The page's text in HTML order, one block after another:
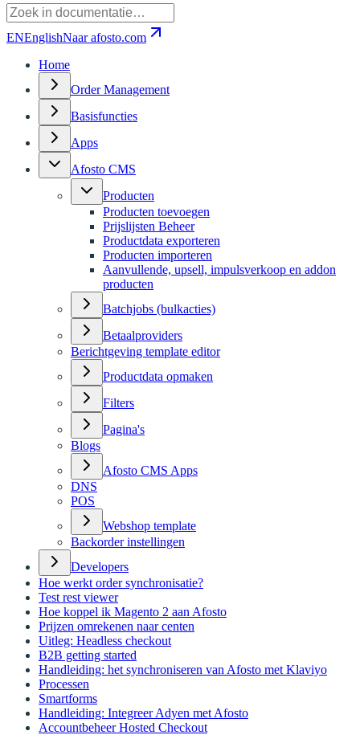
ENEnglishNaar afosto.com
Home
Order Management
Basisfuncties
Apps
Afosto CMS
Producten
Producten toevoegen
Prijslijsten Beheer
Productdata exporteren
Producten importeren
Aanvullende, upsell, impulsverkoop en addon
producten
Batchjobs (bulkacties)
Betaalproviders
Berichtgeving template editor
Productdata opmaken
Filters
Pagina's
Blogs
Afosto CMS Apps
DNS
POS
Webshop template
Backorder instellingen
Developers
Hoe werkt order synchronisatie?
Test rest viewer
Hoe koppel ik Magento 2 aan Afosto
Prijzen omrekenen naar centen
Uitleg: Headless checkout
B2B getting started
Handleiding: het synchroniseren van Afosto met Klaviyo
Processen
Smartforms
Handleiding: Integreer Adyen met Afosto
Accountbeheer Hosted Checkout